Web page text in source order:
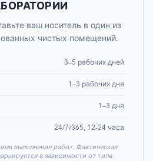
ваш носитель в один из
чистых помещений.
3–5 рабочих дней
1–3 рабочих дня
1–3 дня
24/7/365, 12-24 часа
выполнения работ. Фактическая
в зависимости от типа